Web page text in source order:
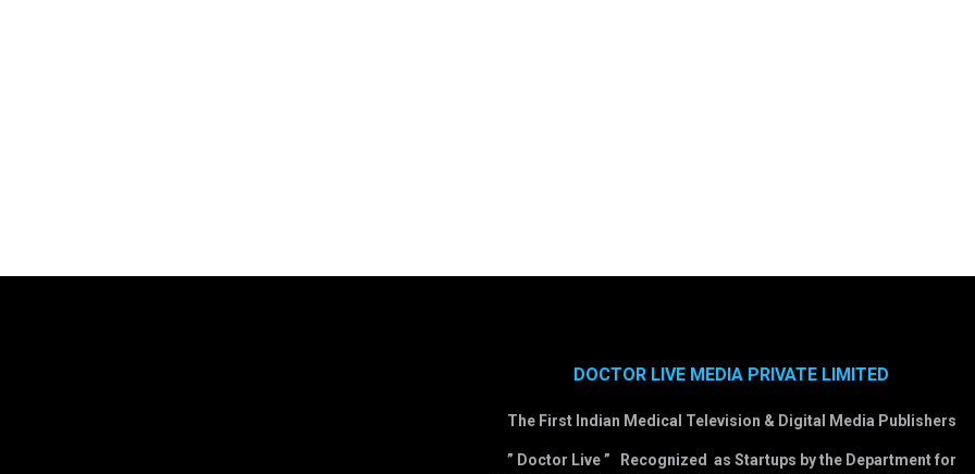
DOCTOR LIVE MEDIA PRIVATE LIMITED
The First Indian Medical Television & Digital Media Publishers
” Doctor Live ” Recognized as Startups by the Department for